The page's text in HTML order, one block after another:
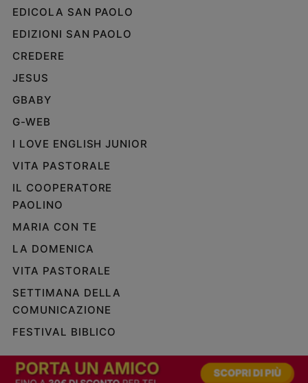
EDICOLA SAN PAOLO
EDIZIONI SAN PAOLO
CREDERE
JESUS
GBABY
G-WEB
I LOVE ENGLISH JUNIOR
VITA PASTORALE
IL COOPERATORE
PAOLINO
MARIA CON TE
LA DOMENICA
VITA PASTORALE
SETTIMANA DELLA
COMUNICAZIONE
FESTIVAL BIBLICO